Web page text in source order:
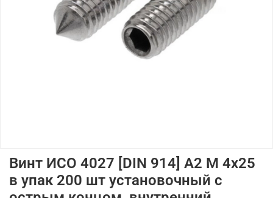
Винт ИСО 4027 [DIN 914] А2 M 4х25
в упак 200 шт установочный с